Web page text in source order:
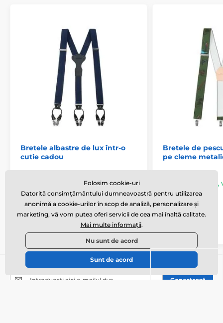
Bretele albastre de lux într-o
cutie cadou
În stoc,joi 13. 8. la tine acasă
439 lei În coș
Bretele de
pe cleme
,
tine acasă
180 lei
Abonați-vă la newsletter
Introduceți aici e-mailul dvs. Conectează
Folosim cookie-uri
Datorită consimțământului dumneavoastră pentru utilizarea
anonimă a cookie-urilor în scop de analiză, personalizare și
marketing, vă vom putea oferi servicii de cea mai înaltă calitate.
Mai multe informații.
Nu sunt de acord
Sunt de acord